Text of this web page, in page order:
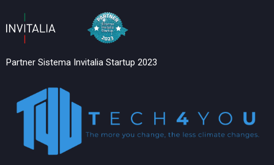
Partner Sistema Invitalia Startup 2023